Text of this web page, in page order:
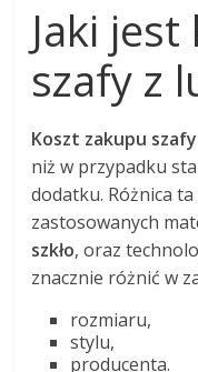
Jaki
szafy z
Koszt zakupu
niż w przypadku
dodatku. Różnica
zastosowanych
szkło, oraz
znacznie różnić w
rozmiaru,
stylu,
producenta.